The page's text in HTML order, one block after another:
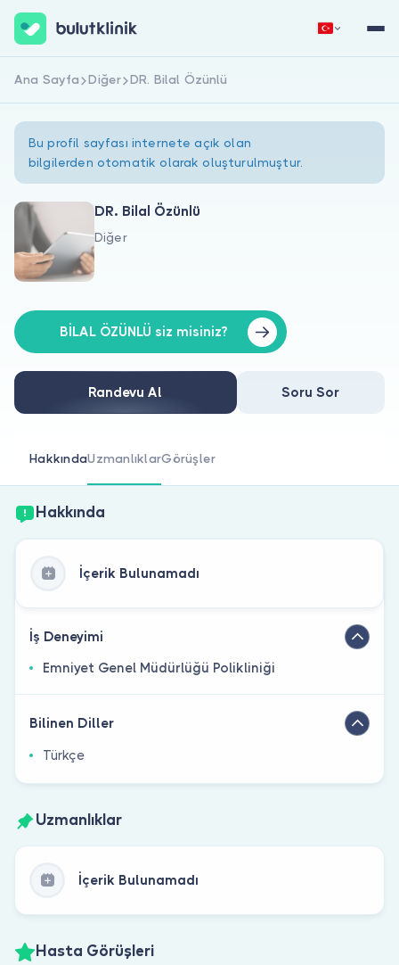
Hakkımızda
Doktorlar için
Doktor musunuz?
Hemen Kaydol
Ana Sayfa Diğer DR. Bilal Özünlü
Bu profil sayfası internete açık olan
bilgilerden otomatik olarak oluşturulmuştur.
DR. Bilal Özünlü
Diğer
BİLAL ÖZÜNLÜ siz misiniz?
Randevu Al Soru Sor
HakkındaUzmanlıklarGörüşler
Hakkında
İçerik Bulunamadı
İş Deneyimi
Emniyet Genel Müdürlüğü Polikliniği
Bilinen Diller
Türkçe
Uzmanlıklar
İçerik Bulunamadı
Hasta Görüşleri